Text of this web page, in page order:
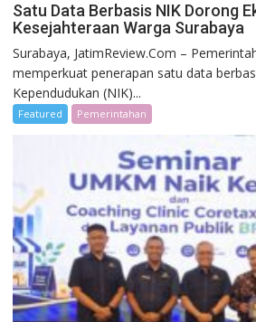
Satu Data Berbasis NIK Dorong
Kesejahteraan Warga Surabaya
Surabaya, JatimReview.Com –
memperkuat penerapan satu data
Kependudukan (NIK)...
Featured Pemerintahan